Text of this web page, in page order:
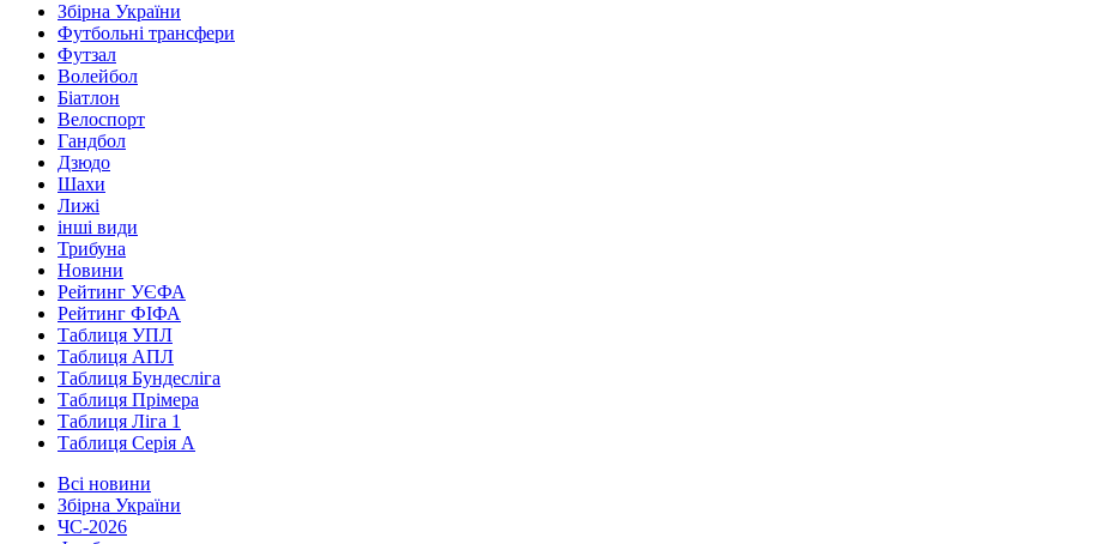
Збірна України
Футбольні трансфери
Футзал
Волейбол
Біатлон
Велоспорт
Гандбол
Дзюдо
Шахи
Лижі
інші види
Трибуна
Новини
Рейтинг УЄФА
Рейтинг ФІФА
Таблиця УПЛ
Таблиця АПЛ
Таблиця Бундесліга
Таблиця Прімера
Таблиця Ліга 1
Таблиця Серія А
Всі новини
Збірна України
ЧС-2026